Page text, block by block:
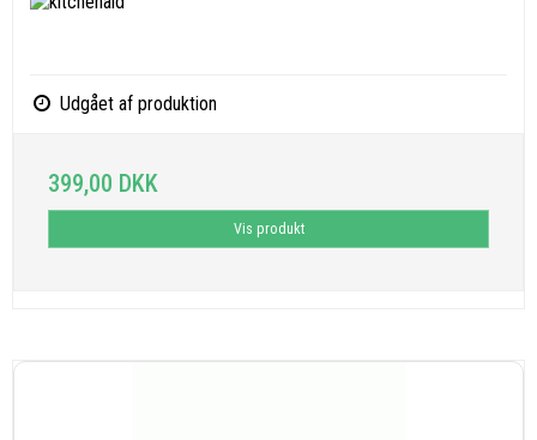
Udgået af produktion
399,00 DKK
Vis produkt